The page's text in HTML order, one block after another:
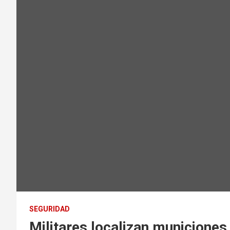
SEGURIDAD